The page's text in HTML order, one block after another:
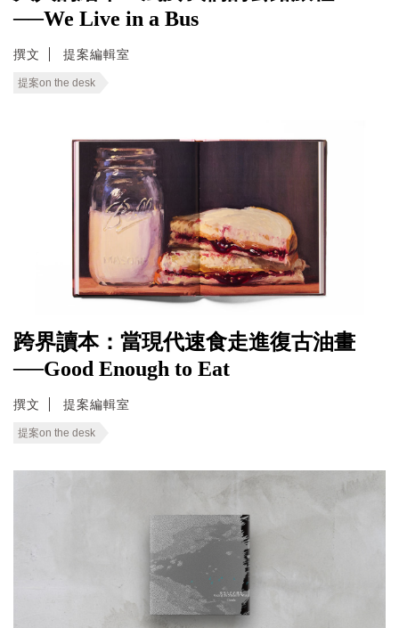
──We Live in a Bus
撰文 提案編輯室
提案on the desk
跨界讀本：當現代速食走進復古油畫
──Good Enough to Eat
撰文 提案編輯室
提案on the desk